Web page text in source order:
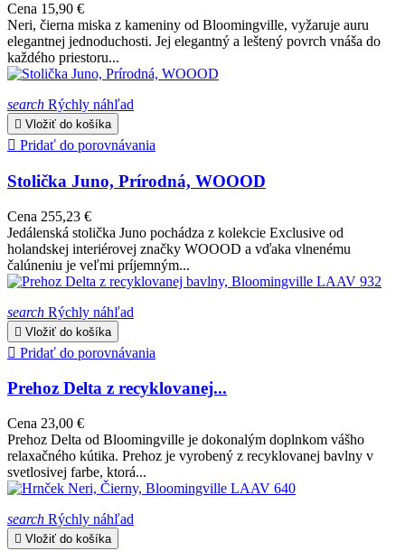
Cena 15,90 €
Neri, čierna miska z kameniny od Bloomingville, vyžaruje auru
elegantnej jednoduchosti. Jej elegantný a leštený povrch vnáša do
každého priestoru...
search Rýchly náhľad
 Vložiť do košíka
 Pridať do porovnávania
Stolička Juno, Prírodná, WOOOD
Cena 255,23 €
Jedálenská stolička Juno pochádza z kolekcie Exclusive od
holandskej interiérovej značky WOOOD a vďaka vlnenému
čalúneniu je veľmi príjemným...
search Rýchly náhľad
 Vložiť do košíka
 Pridať do porovnávania
Prehoz Delta z recyklovanej...
Cena 23,00 €
Prehoz Delta od Bloomingville je dokonalým doplnkom vášho
relaxačného kútika. Prehoz je vyrobený z recyklovanej bavlny v
svetlosivej farbe, ktorá...
search Rýchly náhľad
 Vložiť do košíka